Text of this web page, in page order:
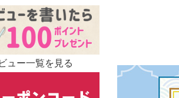
ュー一覧を見る